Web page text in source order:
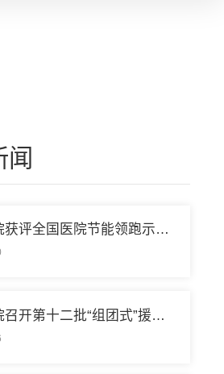
闻
北医三院获评全国医院节能领跑示范单位称号
北医三院召开第十二批“组团式”援藏医疗队欢送会